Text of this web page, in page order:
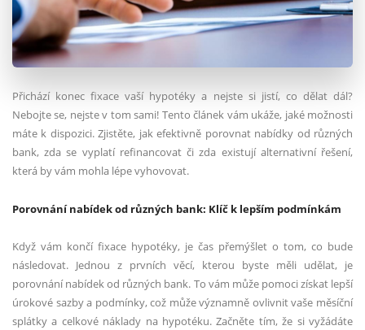
Přichází konec fixace vaší hypotéky a nejste si jistí, co dělat dál?
Nebojte se, nejste v tom sami! Tento článek vám ukáže, jaké možnosti
máte k dispozici. Zjistěte, jak efektivně porovnat nabídky od různých
bank, zda se vyplatí refinancovat či zda existují alternativní řešení,
která by vám mohla lépe vyhovovat.
Porovnání nabídek od různých bank: Klíč k lepším podmínkám
Když vám končí fixace hypotéky, je čas přemýšlet o tom, co bude
následovat. Jednou z prvních věcí, kterou byste měli udělat, je
porovnání nabídek od různých bank. To vám může pomoci získat lepší
úrokové sazby a podmínky, což může významně ovlivnit vaše měsíční
splátky a celkové náklady na hypotéku. Začněte tím, že si vyžádáte